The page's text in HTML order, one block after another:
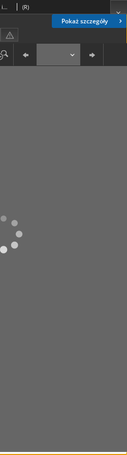
Pokaż szczegóły
Maria i brzozy : w Ośrodku Kultury im. C.K. Norwida (R)